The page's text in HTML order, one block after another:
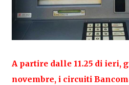
A partire dalle 11.25 di ieri,
novembre, i circuiti